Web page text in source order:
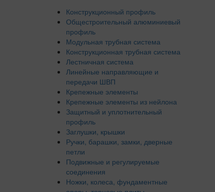
Конструкционный профиль
Общестроительный алюминиевый
профиль
Модульная трубная система
Конструкционная трубная система
Лестничная система
Линейные направляющие и
передачи ШВП
Крепежные элементы
Крепежные элементы из нейлона
Защитный и уплотнительный
профиль
Заглушки, крышки
Ручки, барашки, замки, дверные
петли
Подвижные и регулируемые
соединения
Ножки, колеса, фундаментные